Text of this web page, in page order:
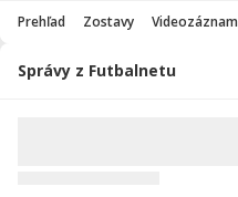
Prehľad Zostavy Videozáznam
Správy z Futbalnetu